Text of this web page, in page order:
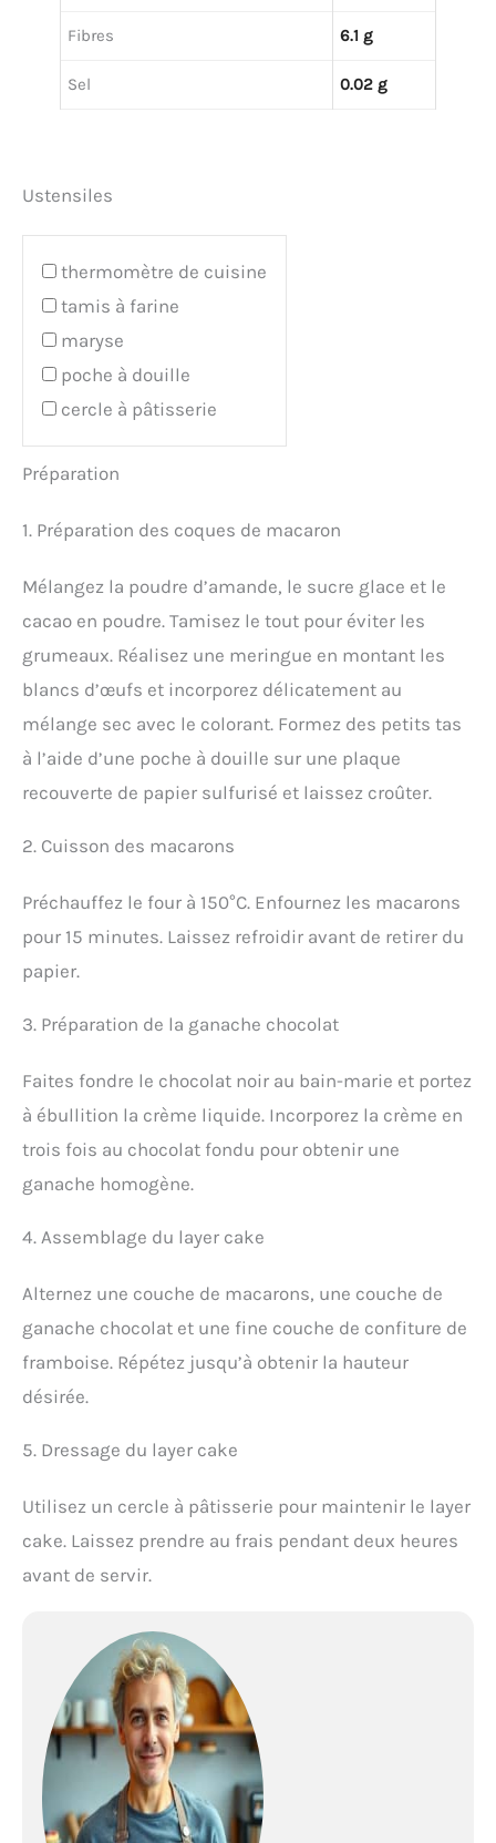
Fibres 6.1 g
Sel 0.02 g
Ustensiles
thermomètre de cuisine
tamis à farine
maryse
poche à douille
cercle à pâtisserie
Préparation
1. Préparation des coques de macaron
Mélangez la poudre d’amande, le sucre glace et le
cacao en poudre. Tamisez le tout pour éviter les
grumeaux. Réalisez une meringue en montant les
blancs d’œufs et incorporez délicatement au
mélange sec avec le colorant. Formez des petits tas
à l’aide d’une poche à douille sur une plaque
recouverte de papier sulfurisé et laissez croûter.
2. Cuisson des macarons
Préchauffez le four à 150°C. Enfournez les macarons
pour 15 minutes. Laissez refroidir avant de retirer du
papier.
3. Préparation de la ganache chocolat
Faites fondre le chocolat noir au bain-marie et portez
à ébullition la crème liquide. Incorporez la crème en
trois fois au chocolat fondu pour obtenir une
ganache homogène.
4. Assemblage du layer cake
Alternez une couche de macarons, une couche de
ganache chocolat et une fine couche de confiture de
framboise. Répétez jusqu’à obtenir la hauteur
désirée.
5. Dressage du layer cake
Utilisez un cercle à pâtisserie pour maintenir le layer
cake. Laissez prendre au frais pendant deux heures
avant de servir.